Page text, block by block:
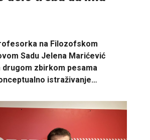
na Filozofskom
Sadu Jelena Marićević
drugom zbirkom pesama
istraživanje…